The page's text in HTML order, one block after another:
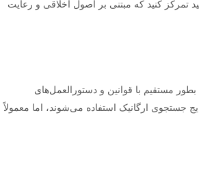
کنید که مبتنی بر اصول اخلاقی و رعایت
مستقیم با قوانین و دستورالعمل‌های
جستجوی ارگانیک استفاده می‌شوند، اما معمولاً